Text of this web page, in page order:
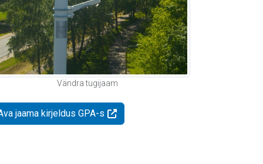
Vändra tugijaam
jaama kirjeldus GPA-s